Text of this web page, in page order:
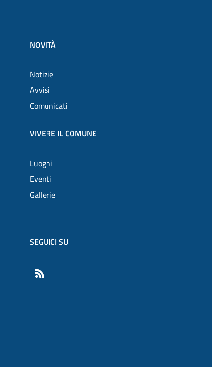
NOVITÀ
Notizie
Avvisi
Comunicati
VIVERE IL COMUNE
Luoghi
Eventi
Gallerie
SEGUICI SU